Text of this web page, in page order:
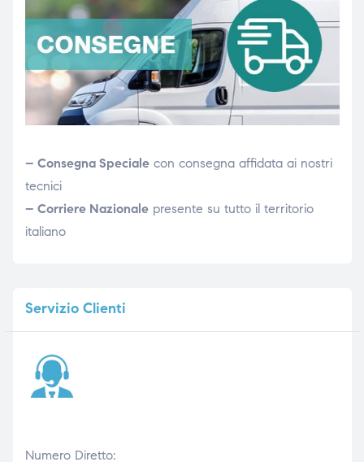
– Consegna Specialecon consegna affidata ai nostri
tecnici
– Corriere Nazionalepresente su tutto il territorio
italiano
ServizioClienti
Numero Diretto: